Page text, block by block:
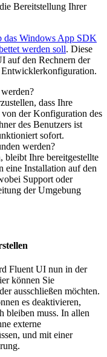
Bereitstellung Ihrer
das Windows App SDK
werden soll. Diese
auf den Rechnern der
Entwicklerkonfiguration.
dass Ihre
der Konfiguration des
des Benutzers ist
sofort.
werden?
bleibt Ihre bereitgestellte
eine Installation auf den
Support oder
der Umgebung
Fluent UI nun in der
können Sie
ausschließen möchten.
es deaktivieren,
bleiben muss. In allen
externe
und mit einer